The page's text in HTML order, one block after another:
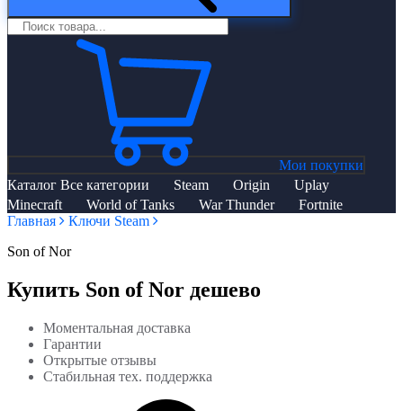
Мои покупки
Каталог Все категории Steam Origin
Uplay
Minecraft
World of Tanks War Thunder
Fortnite
Главная
Ключи Steam
Son of Nor
Купить Son of Nor дешево
Моментальная доставка
Гарантии
Открытые отзывы
Стабильная тех. поддержка